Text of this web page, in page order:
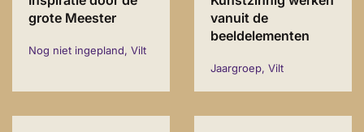
grote Meester
Nog niet ingepland, Vilt
vanuit de
beeldelementen
Jaargroep, Vilt